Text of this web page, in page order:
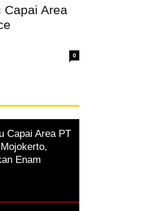
Capai Area
0
Capai Area PT
Enam